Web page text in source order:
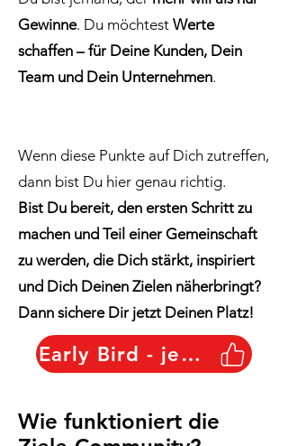
Gewinne. Du möchtest Werte
schaffen – für Deine Kunden, Dein
Team und Dein Unternehmen.
Wenn diese Punkte auf Dich zutreffen,
dann bist Du hier genau richtig.
Bist Du bereit, den ersten Schritt zu
machen und Teil einer Gemeinschaft
zu werden, die Dich stärkt, inspiriert
und Dich Deinen Zielen näherbringt?
Dann sichere Dir jetzt Deinen Platz!
Early Bird - jetzt sichern
Wie funktioniert die